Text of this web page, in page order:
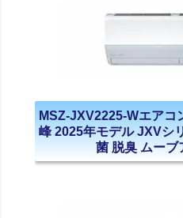
MSZ-JXV2225-Wエアコ
峰 2025年モデル JXVシ
菌 脱臭 ムーブ